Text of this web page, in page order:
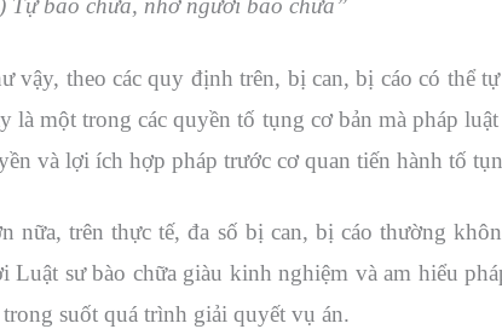
Tự bào chữa, nhờ người bào chữa”
vậy, theo các quy định trên, bị can, bị cáo có thể
là một trong các quyền tố tụng cơ bản mà pháp
và lợi ích hợp pháp trước cơ quan tiến hành tố
nữa, trên thực tế, đa số bị can, bị cáo thường
Luật sư bào chữa giàu kinh nghiệm và am hiểu
suốt quá trình giải quyết vụ án.